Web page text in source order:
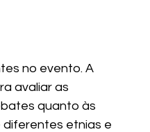
no evento. A
avaliar as
quanto às
etnias e